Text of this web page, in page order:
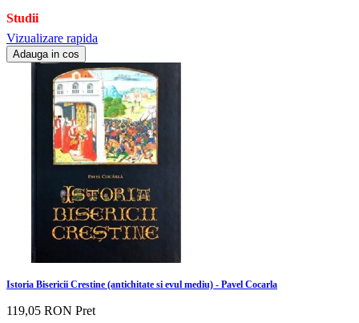
Studii
Vizualizare rapida
Adauga in cos
Istoria Bisericii Crestine (antichitate si evul mediu) - Pavel Cocarla
119,05 RON Pret